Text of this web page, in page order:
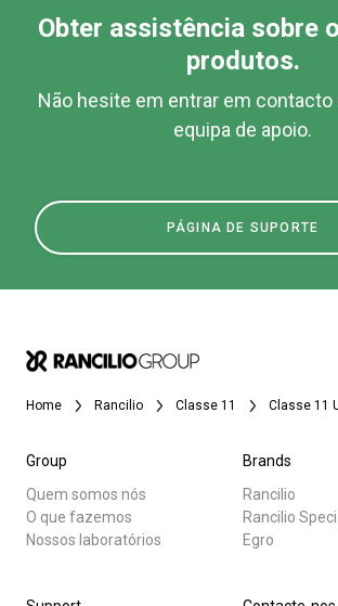
Obter assistência sobre
produtos.
Não hesite em entrar em contacto
equipa de apoio.
PÁGINA DE SUPORTE
Home Rancilio Classe 11 Classe 11
Group
Quem somos nós
O que fazemos
Nossos laboratórios
Brands
Rancilio
Rancilio
Egro